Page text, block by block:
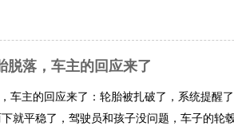
脱落，车主的回应来了
车主的回应来了：轮胎被扎破了，系统提醒
就平稳了，驾驶员和孩子没问题，车子的轮